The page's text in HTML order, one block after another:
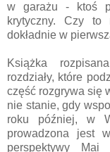
w garażu - ktoś
krytyczny. Czy to
dokładnie w
Książka
rozdziały, które
część rozgrywa się
nie stanie, gdy
roku później, w
prowadzona jest
perspektywy